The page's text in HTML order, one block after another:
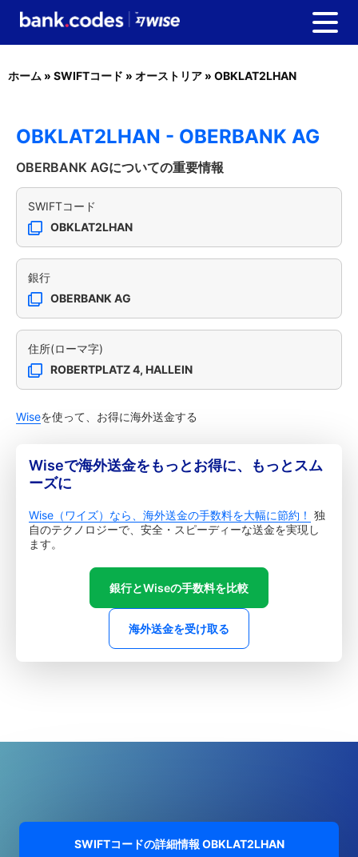
ホーム » SWIFTコード » オーストリア » OBKLAT2LHAN
OBKLAT2LHAN - OBERBANK AG
OBERBANK AGについての重要情報
SWIFTコード
OBKLAT2LHAN
銀行
OBERBANK AG
住所(ローマ字)
ROBERTPLATZ 4, HALLEIN
Wiseを使って、お得に海外送金する
Wiseで海外送金をもっとお得に、もっとスム
ーズに
Wise（ワイズ）なら、海外送金の手数料を大幅に節約！ 独
自のテクノロジーで、安全・スピーディーな送金を実現し
ます。
銀行とWiseの手数料を比較
海外送金を受け取る
SWIFTコードの詳細情報 OBKLAT2LHAN